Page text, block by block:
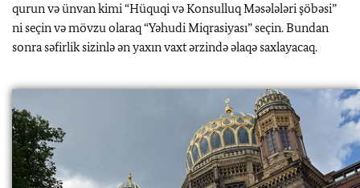
qurun və ünvan kimi “Hüquqi və Konsulluq Məsələləri şöbəsi”
ni seçin və mövzu olaraq “Yəhudi Miqrasiyası” seçin. Bundan
sonra səfirlik sizinlə ən yaxın vaxt ərzində əlaqə saxlayacaq.